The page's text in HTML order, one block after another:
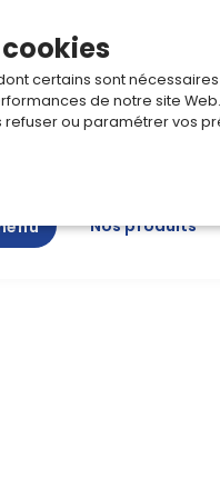
Nos produits
certains sont
de notre site Web.
ou paramétrer vos